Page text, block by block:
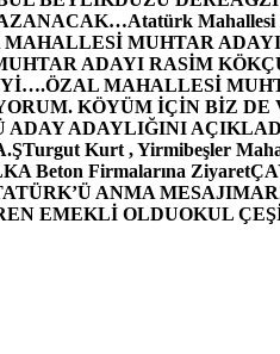
Atatürk Mahallesi
MAHALLESİ MUHTAR
ADAYI RASİM
ÖZAL MAHALLESİ
KÖYÜM İÇİN BİZ
ADAY ADAYLIĞINI
Turgut Kurt , Yirmibeşler
Beton Firmalarına Ziyaret
ANMA MESAJI
EMEKLİ OLDUOKUL